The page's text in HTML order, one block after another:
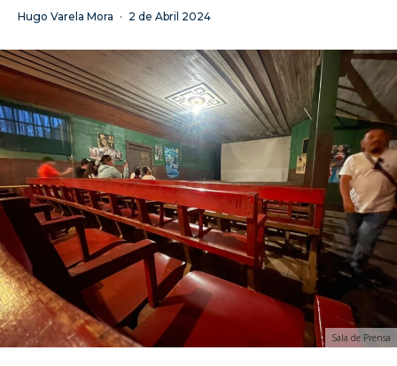
Hugo Varela Mora · 2 de Abril 2024
Sala de Prensa